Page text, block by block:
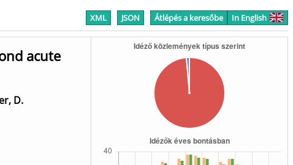
XML JSON Átlépés a keresőbe In English
acute
D.